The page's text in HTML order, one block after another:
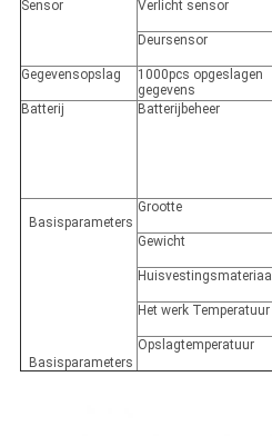
Sensor Verlicht sensor
Deursensor
Gegevensopslag
1000pcs opgeslagen
gegevens
Batterij Batterijbeheer
Basisparameters
Basisparameters
Grootte
Gewicht
Huisvestingsmateriaal
Het werk Temperatuur
Opslagtemperatuur